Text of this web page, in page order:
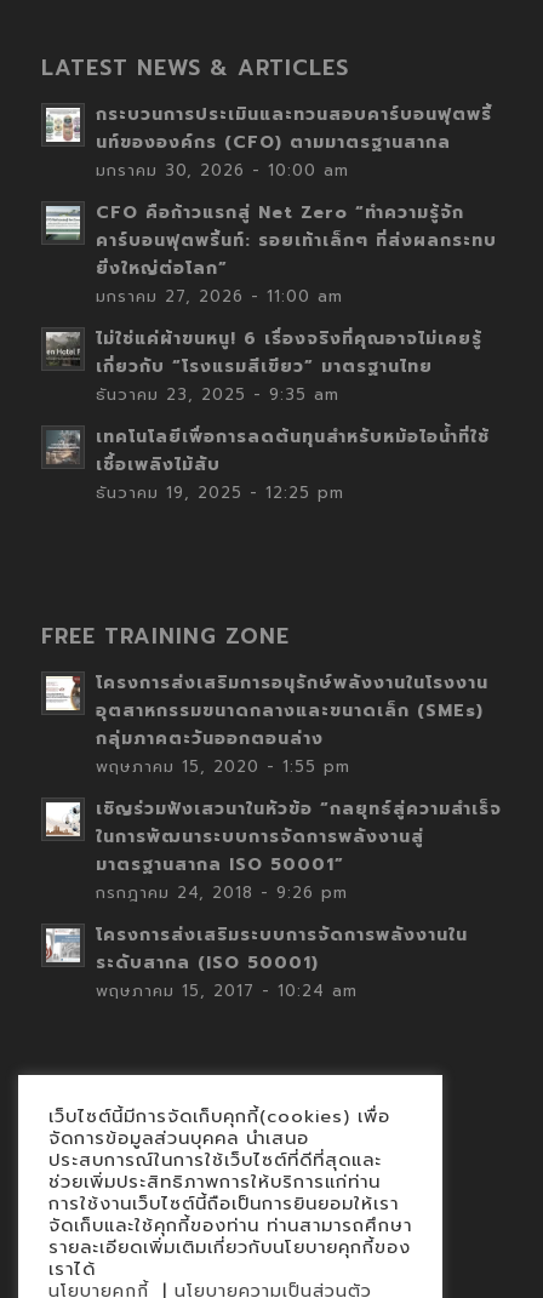
LATEST NEWS & ARTICLES
กระบวนการประเมินและทวนสอบคาร์บอนฟุตพริ้
นท์ขององค์กร (CFO) ตามมาตรฐานสากล
มกราคม 30, 2026 - 10:00 am
CFO คือก้าวแรกสู่ Net Zero “ทำความรู้จัก
คาร์บอนฟุตพริ้นท์: รอยเท้าเล็กๆ ที่ส่งผลกระทบ
ยิ่งใหญ่ต่อโลก”
มกราคม 27, 2026 - 11:00 am
ไม่ใช่แค่ผ้าขนหนู! 6 เรื่องจริงที่คุณอาจไม่เคยรู้
เกี่ยวกับ “โรงแรมสีเขียว” มาตรฐานไทย
ธันวาคม 23, 2025 - 9:35 am
เทคโนโลยีเพื่อการลดต้นทุนสำหรับหม้อไอน้ำที่ใช้
เชื้อเพลิงไม้สับ
ธันวาคม 19, 2025 - 12:25 pm
FREE TRAINING ZONE
โครงการส่งเสริมการอนุรักษ์พลังงานในโรงงาน
อุตสาหกรรมขนาดกลางและขนาดเล็ก (SMEs)
กลุ่มภาคตะวันออกตอนล่าง
พฤษภาคม 15, 2020 - 1:55 pm
เชิญร่วมฟังเสวนาในหัวข้อ “กลยุทธ์สู่ความสำเร็จ
ในการพัฒนาระบบการจัดการพลังงานสู่
มาตรฐานสากล ISO 50001”
กรกฎาคม 24, 2018 - 9:26 pm
โครงการส่งเสริมระบบการจัดการพลังงานใน
ระดับสากล (ISO 50001)
พฤษภาคม 15, 2017 - 10:24 am
Contact
นโยบายคุกกี้
นโยบายข้อมูลส่วนบุคคล
เว็บไซต์นี้มีการจัดเก็บคุกกี้(cookies) เพื่อ
จัดการข้อมูลส่วนบุคคล นำเสนอ
ประสบการณ์ในการใช้เว็บไซต์ที่ดีที่สุดและ
ช่วยเพิ่มประสิทธิภาพการให้บริการแก่ท่าน
การใช้งานเว็บไซต์นี้ถือเป็นการยินยอมให้เรา
จัดเก็บและใช้คุกกี้ของท่าน ท่านสามารถศึกษา
รายละเอียดเพิ่มเติมเกี่ยวกับนโยบายคุกกี้ของ
เราได้
นโยบายคุกกี้ | นโยบายความเป็นส่วนตัว